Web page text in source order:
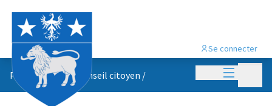
Menu
Se connecter
Propositions du conseil citoyen /